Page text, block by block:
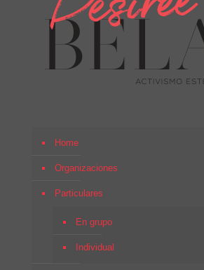
Home
Organizaciones
Particulares
En grupo
Individual